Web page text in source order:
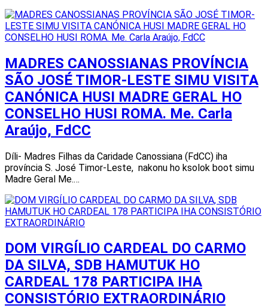
MADRES CANOSSIANAS PROVÍNCIA
SÃO JOSÉ TIMOR-LESTE SIMU VISITA
CANÓNICA HUSI MADRE GERAL HO
CONSELHO HUSI ROMA. Me. Carla
Araújo, FdCC
Díli- Madres Filhas da Caridade Canossiana (FdCC) iha
província S. José Timor-Leste, nakonu ho ksolok boot simu
Madre Geral Me.…
DOM VIRGÍLIO CARDEAL DO CARMO
DA SILVA, SDB HAMUTUK HO
CARDEAL 178 PARTICIPA IHA
CONSISTÓRIO EXTRAORDINÁRIO